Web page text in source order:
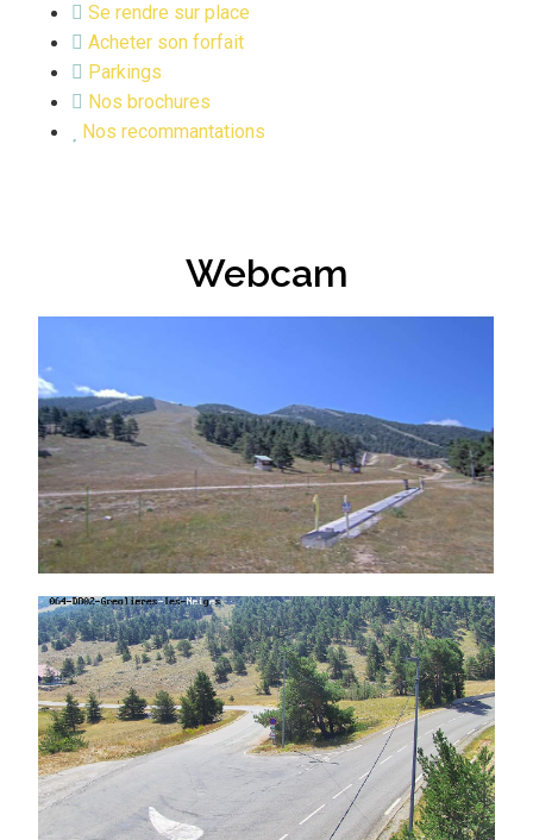
Se rendre sur place
Acheter son forfait
Parkings
Nos brochures
Nos recommantations
Webcam